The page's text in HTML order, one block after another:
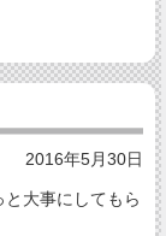
2016年5月30日
大事にしてもら